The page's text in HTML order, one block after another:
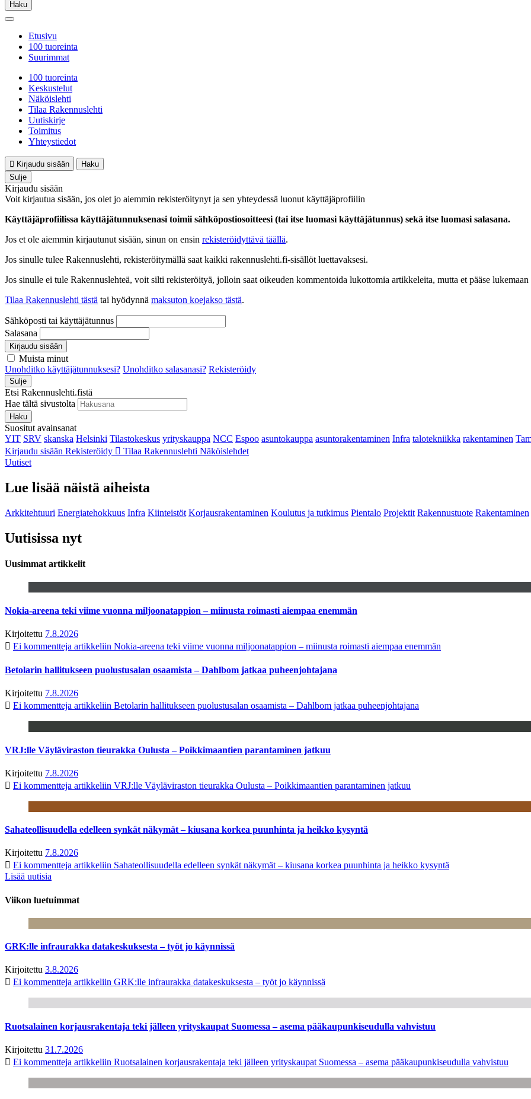
Haku
Etusivu
100 tuoreinta
Suurimmat
100 tuoreinta
Keskustelut
Näköislehti
Tilaa Rakennuslehti
Uutiskirje
Toimitus
Yhteystiedot
Kirjaudu sisään
Haku
Sulje
Kirjaudu sisään
Voit kirjautua sisään, jos olet jo aiemmin rekisteröitynyt ja sen yhteydessä luonut käyttäjäprofiilin
Käyttäjäprofiilissa käyttäjätunnuksenasi toimii sähköpostiosoitteesi (tai itse luomasi käyttäjätunnus) sekä itse luomasi salasana.
Jos et ole aiemmin kirjautunut sisään, sinun on ensin rekisteröidyttävä täällä.
Jos sinulle tulee Rakennuslehti, rekisteröitymällä saat kaikki rakennuslehti.fi-sisällöt luettavaksesi.
Jos sinulle ei tule Rakennuslehteä, voit silti rekisteröityä, jolloin saat oikeuden kommentoida lukottomia artikkeleita, mutta et pääse
Tilaa Rakennuslehti tästä tai hyödynnä maksuton koejakso tästä.
Sähköposti tai käyttäjätunnus
Salasana
Kirjaudu sisään
Muista minut
Unohditko käyttäjätunnuksesi? Unohditko salasanasi? Rekisteröidy
Sulje
Etsi Rakennuslehti.fistä
Hae tältä sivustolta
Haku
Suositut avainsanat
YIT SRV skanska Helsinki Tilastokeskus yrityskauppa NCC Espoo asuntokauppa asuntorakentaminen Infra talotekniikka rakentaminen
Kirjaudu sisään Rekisteröidy Tilaa Rakennuslehti Näköislehdet
Uutiset
Lue lisää näistä aiheista
Arkkitehtuuri Energiatehokkuus Infra Kiinteistöt Korjausrakentaminen Koulutus ja tutkimus Pientalo Projektit Rakennustuote Rakentaminen
Uutisissa nyt
Uusimmat artikkelit
Nokia-areena teki viime vuonna miljoonatappion – miinusta roimasti aiempaa enemmän
Kirjoitettu 7.8.2026
Ei kommentteja artikkeliin Nokia-areena teki viime vuonna miljoonatappion – miinusta roimasti aiempaa enemmän
Betolarin hallitukseen puolustusalan osaamista – Dahlbom jatkaa puheenjohtajana
Kirjoitettu 7.8.2026
Ei kommentteja artikkeliin Betolarin hallitukseen puolustusalan osaamista – Dahlbom jatkaa puheenjohtajana
VRJ:lle Väyläviraston tieurakka Oulusta – Poikkimaantien parantaminen jatkuu
Kirjoitettu 7.8.2026
Ei kommentteja artikkeliin VRJ:lle Väyläviraston tieurakka Oulusta – Poikkimaantien parantaminen jatkuu
Sahateollisuudella edelleen synkät näkymät – kiusana korkea puunhinta ja heikko kysyntä
Kirjoitettu 7.8.2026
Ei kommentteja artikkeliin Sahateollisuudella edelleen synkät näkymät – kiusana korkea puunhinta ja heikko kysyntä
Lisää uutisia
Viikon luetuimmat
GRK:lle infraurakka datakeskuksesta – työt jo käynnissä
Kirjoitettu 3.8.2026
Ei kommentteja artikkeliin GRK:lle infraurakka datakeskuksesta – työt jo käynnissä
Ruotsalainen korjausrakentaja teki jälleen yrityskaupat Suomessa – asema pääkaupunkiseudulla vahvistuu
Kirjoitettu 31.7.2026
Ei kommentteja artikkeliin Ruotsalainen korjausrakentaja teki jälleen yrityskaupat Suomessa – asema pääkaupunkiseudulla vahvistuu